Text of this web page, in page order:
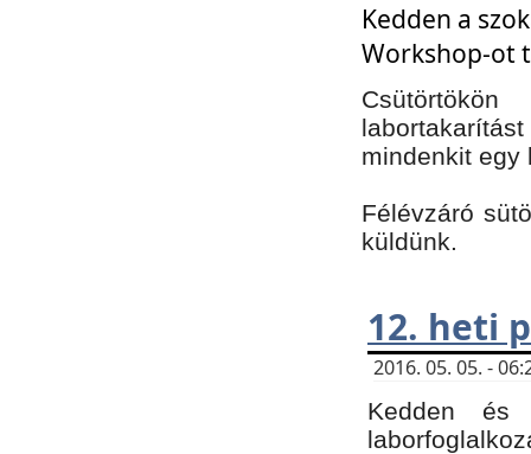
Kedden a
Workshop-ot
mindenkit
Félévzáró
küldünk.
12. heti
2016. 05. 05. -
Kedden és